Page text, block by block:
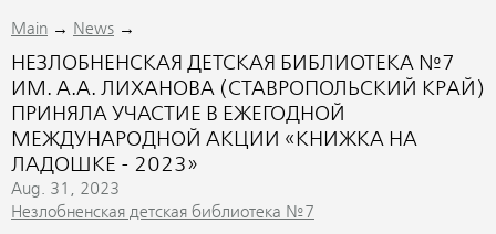
Main → News →
НЕЗЛОБНЕНСКАЯ ДЕТСКАЯ БИБЛИОТЕКА №7
ИМ. А.А. ЛИХАНОВА (СТАВРОПОЛЬСКИЙ КРАЙ)
ПРИНЯЛА УЧАСТИЕ В ЕЖЕГОДНОЙ
МЕЖДУНАРОДНОЙ АКЦИИ «КНИЖКА НА
ЛАДОШКЕ - 2023»
Aug. 31, 2023
Незлобненская детская библиотека №7